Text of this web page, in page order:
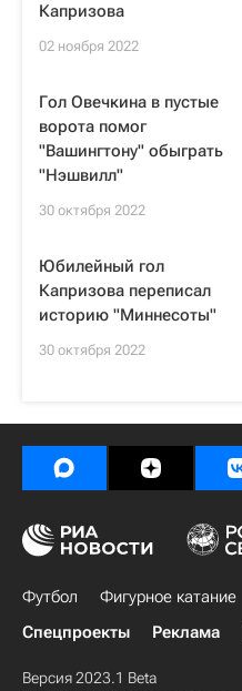
Капризова
02 ноября 2022
Гол Овечкина в пустые
ворота помог
"Вашингтону" обыграть
"Нэшвилл"
30 октября 2022
Юбилейный гол
Капризова переписал
историю "Миннесоты"
30 октября 2022
Футбол Фигурное катание
Спецпроекты
Реклама
Версия 2023.1 Beta